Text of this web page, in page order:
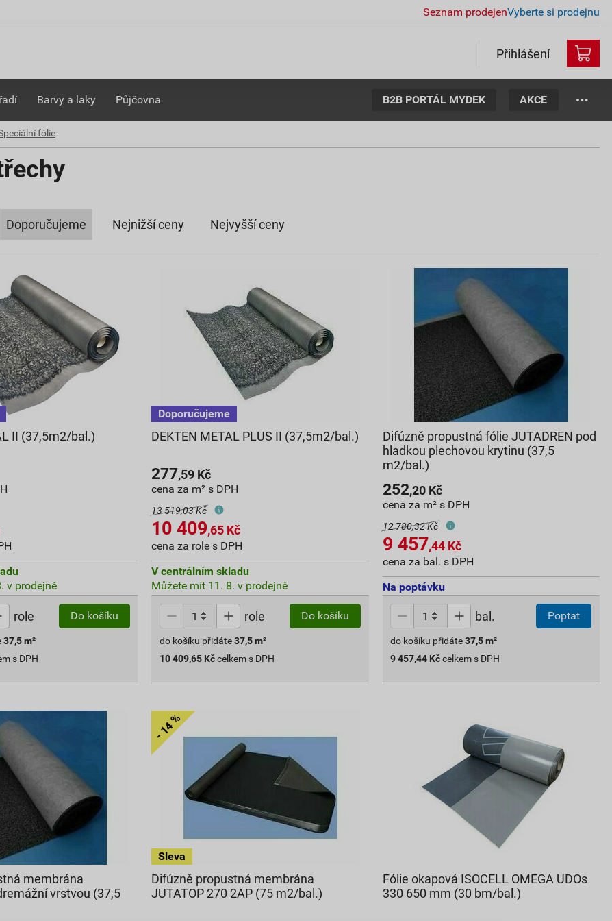
Seznam prodejenVyberte si prodejnu
Přihlášení
Barvy a laky Půjčovna B2B PORTÁL MYDEK AKCE
fólie
Doporučujeme Nejnižší ceny Nejvyšší ceny
II (37,5m2/bal.)
v prodejně
role Do košíku
37,5 m²
s DPH
DEKTEN METAL PLUS II (37,5m2/bal.)
277,59 Kč
cena za m² s DPH
13 519,03 Kč
10 409,65 Kč
cena za role s DPH
V centrálním skladu
Můžete mít 11. 8. v prodejně
role Do košíku
do košíku přidáte37,5m²
10 409,65 Kčcelkem s DPH
Difúzně propustná fólie JUTADREN pod
hladkou plechovou krytinu (37,5
m2/bal.)
252,20Kč
cena za m² s DPH
12 780,32 Kč
9 457,44Kč
cena za bal. s DPH
Na poptávku
bal. Poptat
do košíku přidáte 37,5 m²
9 457,44 Kč celkem s DPH
membrána
vrstvou (37,5
Difúzně propustná membrána
JUTATOP 270 2AP (75 m2/bal.)
Fólie okapová ISOCELL OMEGA UDOs
330 650 mm (30 bm/bal.)